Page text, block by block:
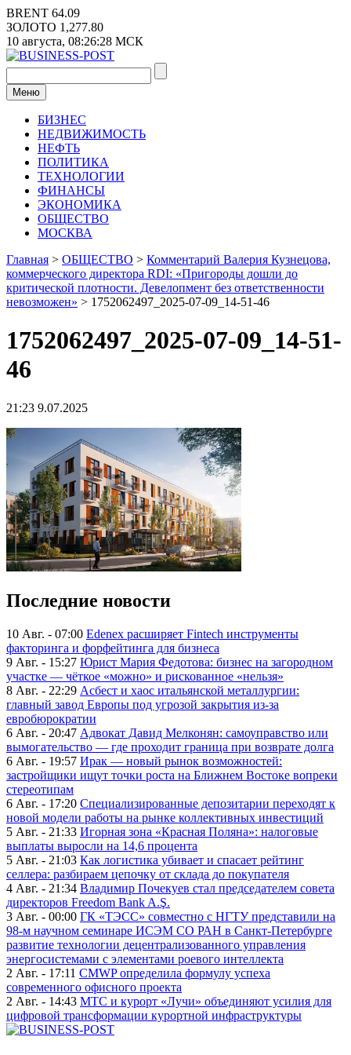
Перейти
к
содержимому
BRENT 64.09
ЗОЛОТО 1,277.80
10 августа, 08:26:28 МСК
Меню
БИЗНЕС
НЕДВИЖИМОСТЬ
НЕФТЬ
ПОЛИТИКА
ТЕХНОЛОГИИ
ФИНАНСЫ
ЭКОНОМИКА
ОБЩЕСТВО
МОСКВА
Главная > ОБЩЕСТВО > Комментарий Валерия Кузнецова,
коммерческого директора RDI: «Пригороды дошли до
критической плотности. Девелопмент без ответственности
невозможен» > 1752062497_2025-07-09_14-51-46
1752062497_2025-07-09_14-51-
46
21:23 9.07.2025
Последние новости
10 Авг. - 07:00 Edenex расширяет Fintech инструменты
факторинга и форфейтинга для бизнеса
9 Авг. - 15:27 Юрист Мария Федотова: бизнес на загородном
участке — чёткое «можно» и рискованное «нельзя»
8 Авг. - 22:29 Асбест и хаос итальянской металлургии:
главный завод Европы под угрозой закрытия из-за
евробюрократии
6 Авг. - 20:47 Адвокат Давид Мелконян: самоуправство или
вымогательство — где проходит граница при возврате долга
6 Авг. - 19:57 Ирак — новый рынок возможностей:
застройщики ищут точки роста на Ближнем Востоке вопреки
стереотипам
6 Авг. - 17:20 Специализированные депозитарии переходят к
новой модели работы на рынке коллективных инвестиций
5 Авг. - 21:33 Игорная зона «Красная Поляна»: налоговые
выплаты выросли на 14,6 процента
5 Авг. - 21:03 Как логистика убивает и спасает рейтинг
селлера: разбираем цепочку от склада до покупателя
4 Авг. - 21:34 Владимир Почекуев стал председателем совета
директоров Freedom Bank A.Ş.
3 Авг. - 00:00 ГК «ТЭСС» совместно с НГТУ представили на
98-м научном семинаре ИСЭМ СО РАН в Санкт-Петербурге
развитие технологии децентрализованного управления
энергосистемами с элементами роевого интеллекта
2 Авг. - 17:11 CMWP определила формулу успеха
современного офисного проекта
2 Авг. - 14:43 МТС и курорт «Лучи» объединяют усилия для
цифровой трансформации курортной инфраструктуры